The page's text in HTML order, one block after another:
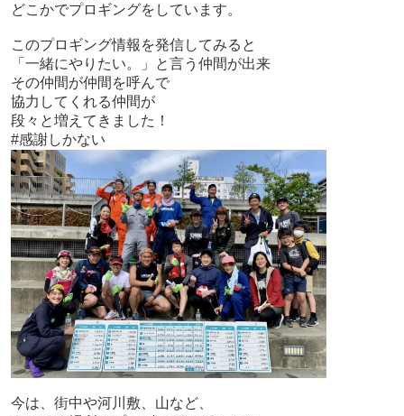
どこかでプロギングをしています。
このプロギング情報を発信してみると
「一緒にやりたい。」と言う仲間が出来
その仲間が仲間を呼んで
協力してくれる仲間が
段々と増えてきました！
#感謝しかない
今は、街中や河川敷、山など、